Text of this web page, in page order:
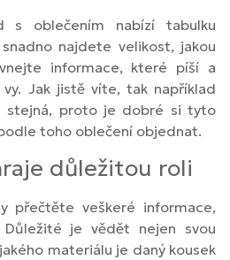
s oblečením nabízí tabulku
najdete velikost, jakou
informace, které píší a
Jak jistě víte, tak například
stejná, proto je dobré si tyto
toho oblečení objednat.
důležitou roli
přečtěte veškeré informace,
je vědět nejen svou
materiálu je daný kousek